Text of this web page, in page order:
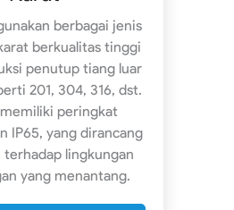
berbagai jenis
berkualitas tinggi
penutup tiang luar
201, 304, 316, dst.
peringkat
IP65, yang dirancang
terhadap lingkungan
yang menantang.